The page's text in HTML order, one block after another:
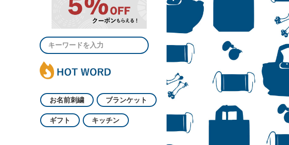
お名前刺繍 ブランケット
ギフト キッチン